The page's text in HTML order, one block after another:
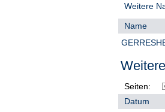
Die
(Ebitda)
MWB-
"Halten"
spiegele
er. Neben
Weitere
Name
Seiten:
Datum